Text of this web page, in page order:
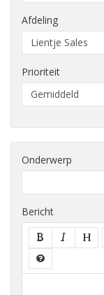
Afdeling
Prioriteit
Onderwerp
Bericht